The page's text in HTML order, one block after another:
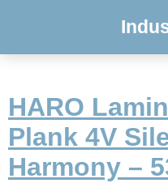
HARO
Plank 4V
Harmony –